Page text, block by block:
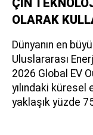
ÇİN
OLARAK
Dünyanın en
Uluslararası
2026 Global EV
yılındaki
yaklaşık yüzde